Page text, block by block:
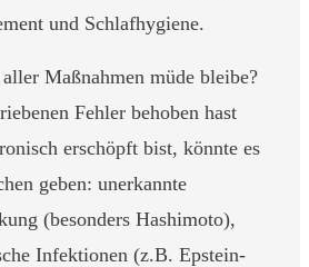
und Schlafhygiene.
Maßnahmen müde bleibe?
Fehler behoben hast
erschöpft bist, könnte es
geben: unerkannte
(besonders Hashimoto),
Infektionen (z.B. Epstein-